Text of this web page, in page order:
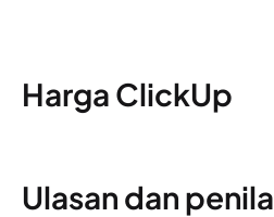
Harga ClickUp
Ulasan dan